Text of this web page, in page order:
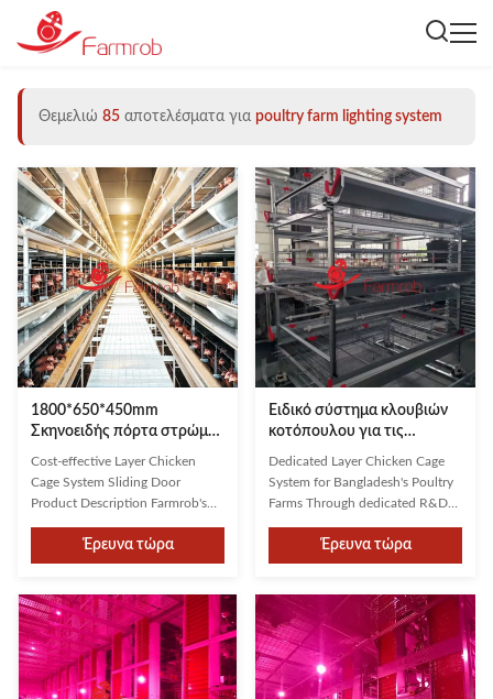
Θεμελιώ 85 αποτελέσματα για poultry farm lighting system
1800*650*450mm
Σκηνοειδής πόρτα στρώμα
σύστημα κλουβί
κοτόπουλου Η τέλεια λύση
για τις εκμεταλλεύσεις
Cost-effective Layer Chicken
Cage System Sliding Door
Product Description Farmrob's
stable brackets and reinforced
cage design capable of
securely. The thoughtful design
ensures a comfortable
environment for poultry,
enhancing chickens’ well...
Έρευνα τώρα
Ειδικό σύστημα κλουβιών
κοτόπουλου για τις
εκμεταλλεύσεις
πουλερικών του
Μπαγκλαντές
Dedicated Layer Chicken Cage
System for Bangladesh's Poultry
Farms Through dedicated R&D
universities, Farmrob has
developed an innovative solution
farming demands. As one of the
top three companies in China,
Farmrob has earned client trust ...
Έρευνα τώρα